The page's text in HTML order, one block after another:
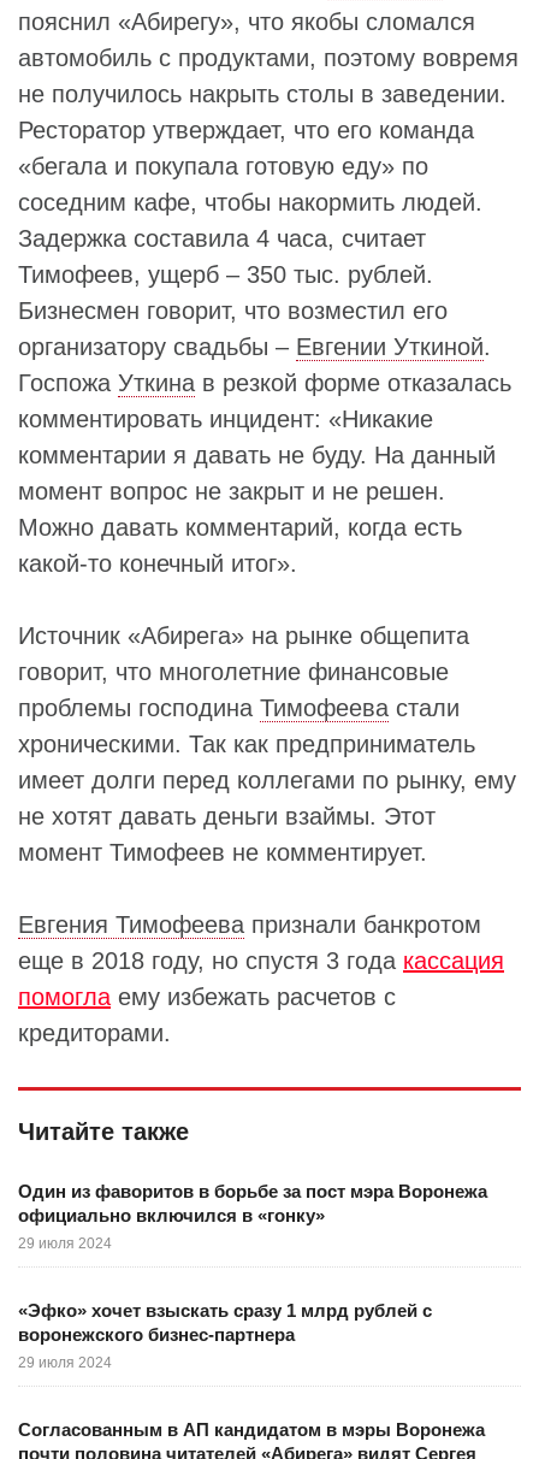
пояснил «Абирегу», что якобы сломался
автомобиль с продуктами, поэтому вовремя
не получилось накрыть столы в заведении.
Ресторатор утверждает, что его команда
«бегала и покупала готовую еду» по
соседним кафе, чтобы накормить людей.
Задержка составила 4 часа, считает
Тимофеев, ущерб – 350 тыс. рублей.
Бизнесмен говорит, что возместил его
организатору свадьбы – Евгении Уткиной.
Госпожа Уткина в резкой форме отказалась
комментировать инцидент: «Никакие
комментарии я давать не буду. На данный
момент вопрос не закрыт и не решен.
Можно давать комментарий, когда есть
какой-то конечный итог».
Источник «Абирега» на рынке общепита
говорит, что многолетние финансовые
проблемы господина Тимофеева стали
хроническими. Так как предприниматель
имеет долги перед коллегами по рынку, ему
не хотят давать деньги взаймы. Этот
момент Тимофеев не комментирует.
Евгения Тимофеева признали банкротом
еще в 2018 году, но спустя 3 года кассация
помогла ему избежать расчетов с
кредиторами.
Читайте также
Один из фаворитов в борьбе за пост мэра Воронежа
официально включился в «гонку»
29 июля 2024
«Эфко» хочет взыскать сразу 1 млрд рублей с
воронежского бизнес-партнера
29 июля 2024
Согласованным в АП кандидатом в мэры Воронежа
почти половина читателей «Абирега» видят Сергея